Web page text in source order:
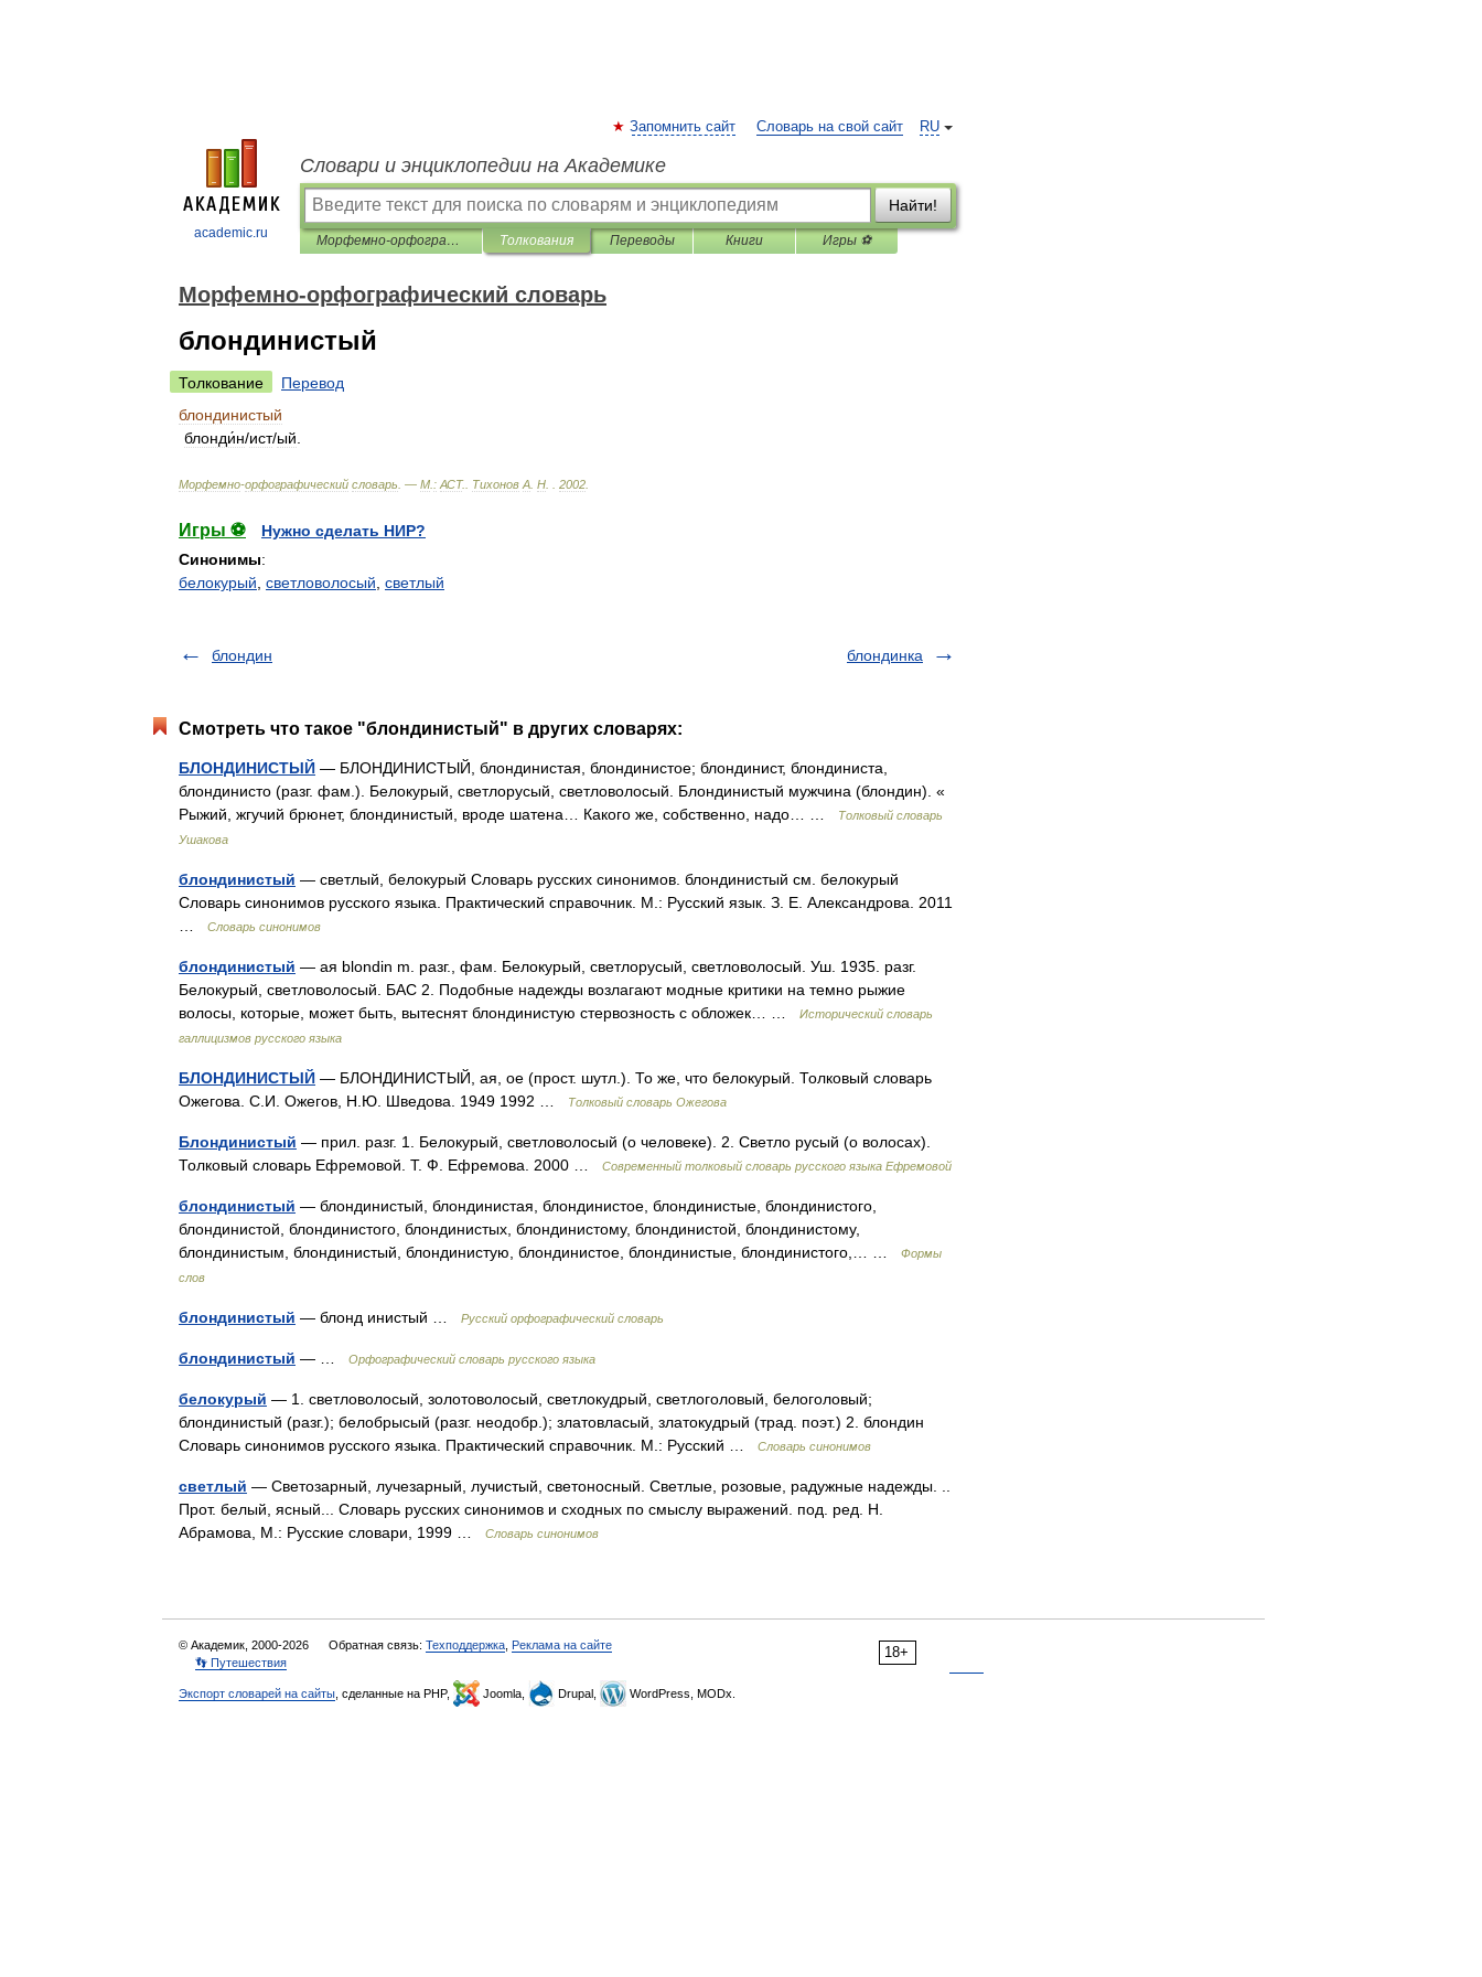
academic.ru
RU
Запомнить сайт Словарь на свой сайт
Словари и энциклопедии на Академике
Найти!
Морфемно-орфографический словарь Толкования Переводы Книги Игры ⚽
Морфемно-орфографический словарь
блондинистый
Толкование
Перевод
блондинистый
блонди́н/ист/ый
Морфемно-орфографический словарь . — М : АСТ. Тихонов А Н 2002
Игры ⚽
Нужно сделать НИР?
Синонимы:
белокурый светловолосый светлый
блондин блондинка
Смотреть что такое "блондинистый" в других словарях:
БЛОНДИНИСТЫЙ — БЛОНДИНИСТЫЙ, блондинистая, блондинистое; блондинист, блондиниста,
блондинисто (разг. фам.). Белокурый, светлорусый, светловолосый. Блондинистый мужчина (блондин). «
Рыжий, жгучий брюнет, блондинистый, вроде шатена… Какого же, собственно, надо… …
Толковый словарь
Ушакова
блондинистый — светлый, белокурый Словарь русских синонимов. блондинистый см. белокурый
Словарь синонимов русского языка. Практический справочник. М.: Русский язык. З. Е. Александрова. 2011
Словарь синонимов
блондинистый — ая blondin m. разг., фам. Белокурый, светлорусый, светловолосый. Уш. 1935. разг.
Белокурый, светловолосый. БАС 2. Подобные надежды возлагают модные критики на темно рыжие
волосы, которые, может быть, вытеснят блондинистую стервозность с обложек… …
Исторический словарь
галлицизмов русского языка
БЛОНДИНИСТЫЙ — БЛОНДИНИСТЫЙ, ая, ое (прост. шутл.). То же, что белокурый. Толковый словарь
Ожегова. С.И. Ожегов, Н.Ю. Шведова. 1949 1992 …
Толковый словарь Ожегова
Блондинистый — прил. разг. 1. Белокурый, светловолосый (о человеке). 2. Светло русый (о волосах).
Толковый словарь Ефремовой. Т. Ф. Ефремова. 2000 …
Современный толковый словарь русского языка Ефремовой
блондинистый — блондинистый, блондинистая, блондинистое, блондинистые, блондинистого,
блондинистой, блондинистого, блондинистых, блондинистому, блондинистой, блондинистому,
блондинистым, блондинистый, блондинистую, блондинистое, блондинистые, блондинистого,… …
Формы
слов
блондинистый — блонд инистый … Русский орфографический словарь
блондинистый — … Орфографический словарь русского языка
белокурый — 1. светловолосый, золотоволосый, светлокудрый, светлоголовый, белоголовый;
блондинистый (разг.); белобрысый (разг. неодобр.); златовласый, златокудрый (трад. поэт.) 2. блондин
Словарь синонимов русского языка. Практический справочник. М.: Русский …
Словарь синонимов
светлый — Светозарный, лучезарный, лучистый, светоносный. Светлые, розовые, радужные надежды. ..
Прот. белый, ясный... Словарь русских синонимов и сходных по смыслу выражений. под. ред. Н.
Абрамова, М.: Русские словари, 1999 …
Словарь синонимов
18+
© Академик, 2000-2026 Обратная связь: Техподдержка Реклама на сайте
👣 Путешествия
Экспорт словарей на сайты , сделанные на PHP, Joomla, Drupal, WordPress, MODx.